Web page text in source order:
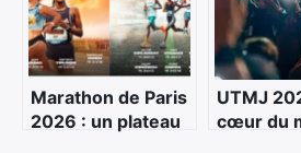
Marathon de Paris
2026 : un plateau
UTMJ
cœur du